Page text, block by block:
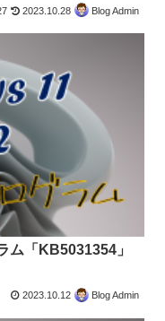
2023.10.28 Blog Admin
ム「KB5031354」
2023.10.12 Blog Admin